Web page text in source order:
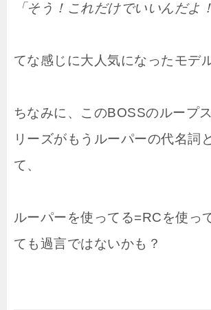
「そう！これだけでいいんだよ
てな感じに大人気になったモデ
ちなみに、このBOSSのループ
リーズがもうルーパーの代名詞
て、
ルーパーを使ってる=RCを使っ
ても過言ではないかも？